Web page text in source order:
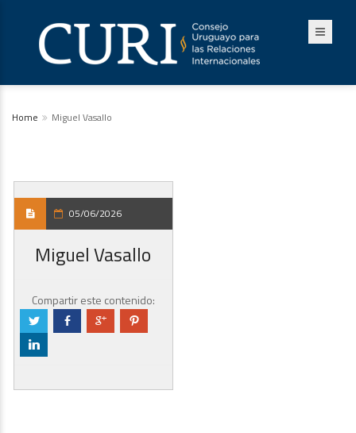
Home Miguel Vasallo
05/06/2026
Miguel Vasallo
Compartir este contenido:
a b c d
j